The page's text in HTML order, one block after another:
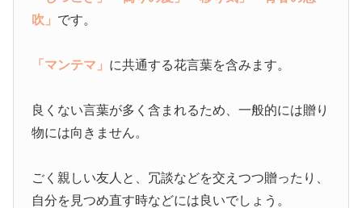
吹」 です。
「マンテマ」 に共通する花言葉を含みます。
良くない言葉が多く含まれるため、一般的には贈り
物には向きません。
ごく親しい友人と、冗談などを交えつつ贈ったり、
自分を見つめ直す時などには良いでしょう。